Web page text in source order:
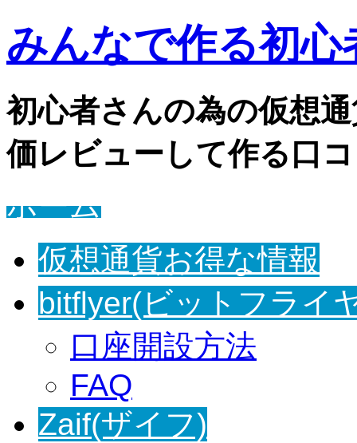
みんなで作る初
初心者さんの為の仮想
価レビューして作る口
ホーム
仮想通貨お得な情報
bitflyer(ビットフライ
口座開設方法
FAQ
Zaif(ザイフ)